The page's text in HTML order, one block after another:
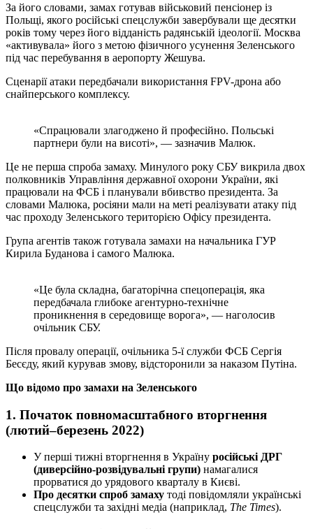
За його словами, замах готував військовий пенсіонер із
Польщі, якого російські спецслужби завербували ще десятки
років тому через його відданість радянській ідеології. Москва
«активувала» його з метою фізичного усунення Зеленського
під час перебування в аеропорту Жешува.
Сценарії атаки передбачали використання FPV-дрона або
снайперського комплексу.
«Спрацювали злагоджено й професійно. Польські
партнери були на висоті», — зазначив Малюк.
Це не перша спроба замаху. Минулого року СБУ викрила двох
полковників Управління державної охорони України, які
працювали на ФСБ і планували вбивство президента. За
словами Малюка, росіяни мали на меті реалізувати атаку під
час проходу Зеленського територією Офісу президента.
Група агентів також готувала замахи на начальника ГУР
Кирила Буданова і самого Малюка.
«Це була складна, багаторічна спецоперація, яка
передбачала глибоке агентурно-технічне
проникнення в середовище ворога», — наголосив
очільник СБУ.
Після провалу операції, очільника 5-ї служби ФСБ Сергія
Бесєду, який курував змову, відсторонили за наказом Путіна.
Що відомо про замахи на Зеленського
1. Початок повномасштабного вторгнення
(лютий–березень 2022)
У перші тижні вторгнення в Україну російські ДРГ
(диверсійно-розвідувальні групи) намагалися
прорватися до урядового кварталу в Києві.
Про десятки спроб замаху тоді повідомляли українські
спецслужби та західні медіа (наприклад, The Times).